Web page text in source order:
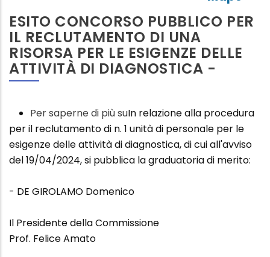
ESITO CONCORSO PUBBLICO PER
IL RECLUTAMENTO DI UNA
RISORSA PER LE ESIGENZE DELLE
ATTIVITÀ DI DIAGNOSTICA -
Per saperne di più suEsito
concorso
pubblico
per
reclutamento
una
In relazione alla procedura
per il reclutamento di n. 1 unità di personale per le
esigenze delle attività di diagnostica, di cui all'avviso
del 19/04/2024, si pubblica la graduatoria di merito:
- DE GIROLAMO Domenico
Il Presidente della Commissione
Prof. Felice Amato